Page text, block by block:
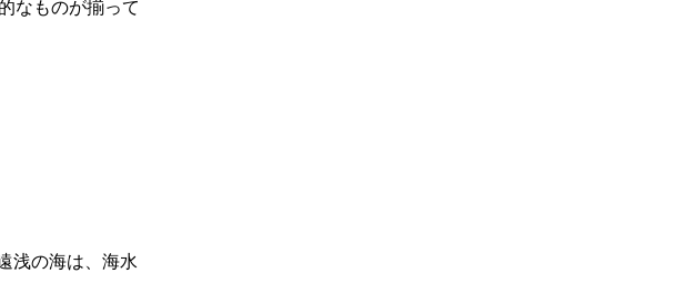
なものが揃って
浅の海は、海水